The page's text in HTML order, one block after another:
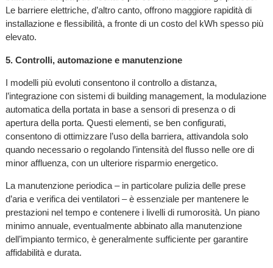
Le barriere elettriche, d’altro canto, offrono maggiore rapidità di
installazione e flessibilità, a fronte di un costo del kWh spesso più
elevato.
5. Controlli, automazione e manutenzione
I modelli più evoluti consentono il controllo a distanza,
l’integrazione con sistemi di building management, la modulazione
automatica della portata in base a sensori di presenza o di
apertura della porta. Questi elementi, se ben configurati,
consentono di ottimizzare l’uso della barriera, attivandola solo
quando necessario o regolando l’intensità del flusso nelle ore di
minor affluenza, con un ulteriore risparmio energetico.
La manutenzione periodica – in particolare pulizia delle prese
d’aria e verifica dei ventilatori – è essenziale per mantenere le
prestazioni nel tempo e contenere i livelli di rumorosità. Un piano
minimo annuale, eventualmente abbinato alla manutenzione
dell’impianto termico, è generalmente sufficiente per garantire
affidabilità e durata.